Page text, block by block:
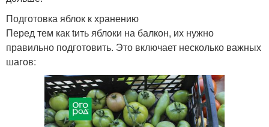
Подготовка яблок к хранению
Перед тем как tить яблоки на балкон, их нужно
правильно подготовить. Это включает несколько важных
шагов: